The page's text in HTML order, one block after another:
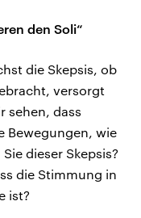
den Soli“
die Skepsis, ob
versorgt
sehen, dass
Bewegungen, wie
dieser Skepsis?
die Stimmung in
ist?